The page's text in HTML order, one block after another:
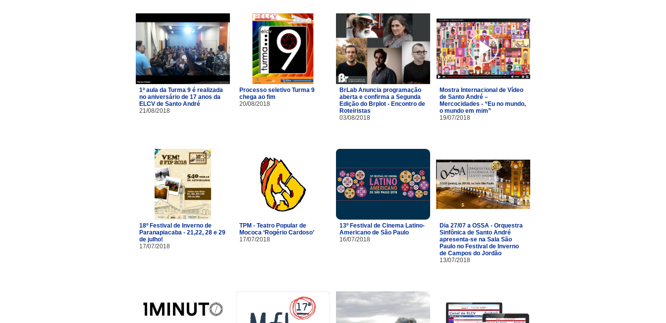
1ª aula da Turma 9 é realizada
no aniversário de 17 anos da
ELCV de Santo André
21/08/2018
Processo seletivo Turma 9
chega ao fim
20/08/2018
BrLab Anuncia programação
aberta e confirma a Segunda
Edição do Brplot - Encontro de
Roteiristas
03/08/2018
Mostra Internacional de Vídeo
de Santo André –
Mercocidades - “Eu no mundo,
o mundo em mim”
19/07/2018
18º Festival de Inverno de
Paranapiacaba - 21,22, 28 e 29
de julho!
17/07/2018
TPM - Teatro Popular de
Mococa ‘Rogério Cardoso’
17/07/2018
13º Festival de Cinema Latino-
Americano de São Paulo
16/07/2018
Dia 27/07 a OSSA - Orquestra
Sinfônica de Santo André
apresenta-se na Sala São
Paulo no Festival de Inverno
de Campos do Jordão
13/07/2018